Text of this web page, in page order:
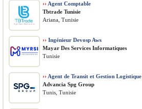
›› Agent Comptable
Tbtrade Tunisie
Ariana, Tunisie
›› Ingénieur Devosp Aws
Mayar Des Services Informatiques
Tunisie
›› Agent de Transit et Gestion Logistique
Advancia Spg Group
Tunis, Tunisie